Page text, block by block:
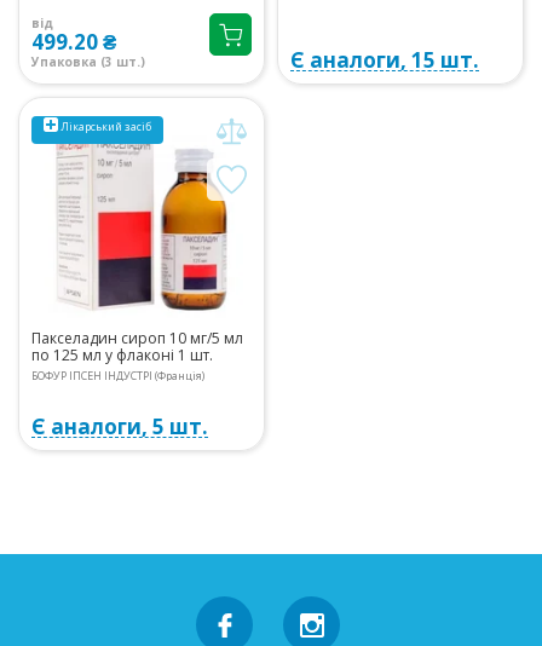
від
499.20 ₴
Упаковка (3 шт.) Є аналоги, 15 шт.
Лікарський засіб
Пакселадин сироп 10 мг/5 мл
по 125 мл у флаконі 1 шт.
БОФУР ІПСЕН ІНДУСТРІ (Франція)
Є аналоги, 5 шт.